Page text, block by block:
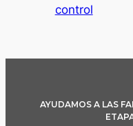
control
AYUDAMOS A LAS